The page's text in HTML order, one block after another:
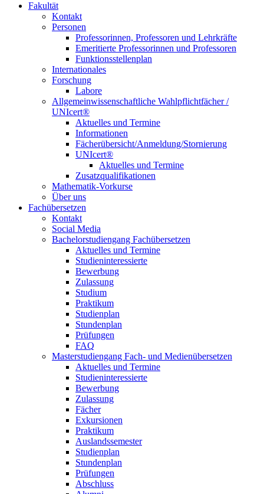
Fakultät
Kontakt
Personen
Professorinnen, Professoren und Lehrkräfte
Emeritierte Professorinnen und Professoren
Funktionsstellenplan
Internationales
Forschung
Labore
Allgemeinwissenschaftliche Wahlpflichtfächer /
UNIcert®
Aktuelles und Termine
Informationen
Fächerübersicht/Anmeldung/Stornierung
UNIcert®
Aktuelles und Termine
Zusatzqualifikationen
Mathematik-Vorkurse
Über uns
Fachübersetzen
Kontakt
Social Media
Bachelorstudiengang Fachübersetzen
Aktuelles und Termine
Studieninteressierte
Bewerbung
Zulassung
Studium
Praktikum
Studienplan
Stundenplan
Prüfungen
FAQ
Masterstudiengang Fach- und Medienübersetzen
Aktuelles und Termine
Studieninteressierte
Bewerbung
Zulassung
Fächer
Exkursionen
Praktikum
Auslandssemester
Studienplan
Stundenplan
Prüfungen
Abschluss